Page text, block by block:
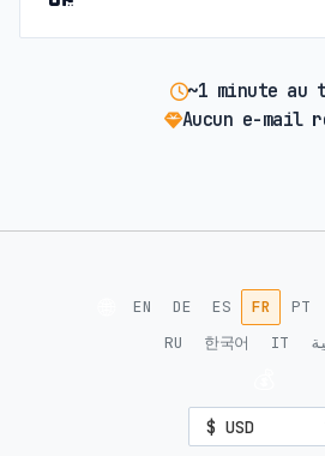
~1 minute au
Aucun e-mail
EN DE ES FR PT
RU
한국어 IT